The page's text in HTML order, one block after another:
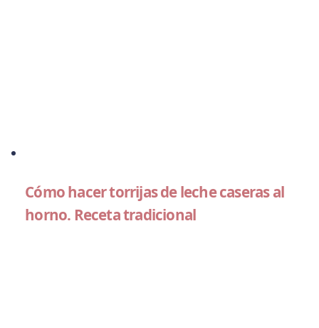
Cómo hacer torrijas de leche caseras al
horno. Receta tradicional